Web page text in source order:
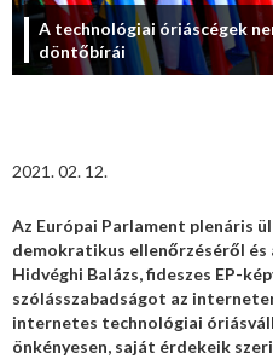
A technológiai óriáscégek
döntőbírái
2021. 02. 12.
Az Európai Parlament plenáris
demokratikus ellenőrzéséről
Hidvéghi Balázs, fideszes EP-
szólásszabadságot az
internetes technológiai
önkényesen, saját érdekeik